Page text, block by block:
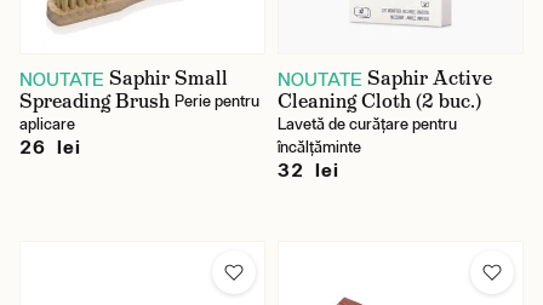
NOUTATE Saphir Small
Spreading Brush Perie pentru
aplicare
26 lei
NOUTATE Saphir Active
Cleaning Cloth (2 buc.)
Lavetă de curățare pentru
încălțăminte
32 lei